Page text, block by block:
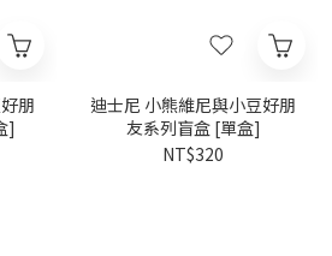
朋
]
迪士尼 小熊維尼與小豆好朋
友系列盲盒 [單盒]
NT$320